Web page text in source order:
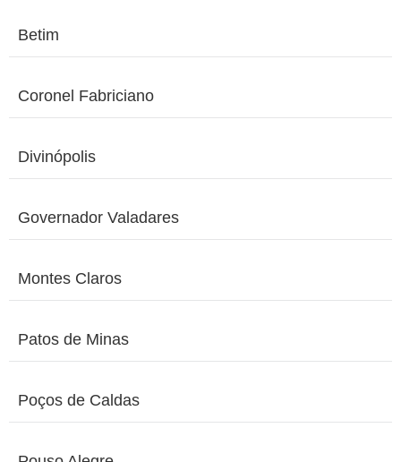
Betim
Coronel Fabriciano
Divinópolis
Governador Valadares
Montes Claros
Patos de Minas
Poços de Caldas